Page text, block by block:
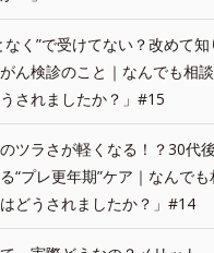
なく”で受けてない？改めて知
ん検診のこと｜なんでも相
されましたか？」#15
ツラさが軽くなる！？30代
“プレ更年期”ケア｜なんで
はどうされましたか？」#14